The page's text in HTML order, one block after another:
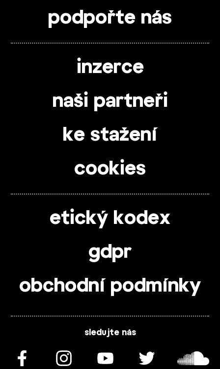
podpořte nás
inzerce
naši partneři
ke stažení
cookies
etický kodex
gdpr
obchodní podmínky
sledujte nás